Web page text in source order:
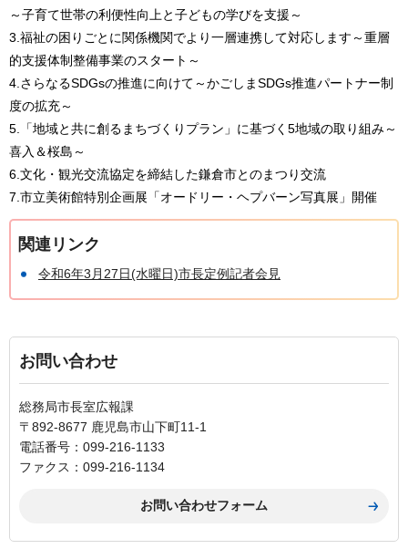
～子育て世帯の利便性向上と子どもの学びを支援～
3.福祉の困りごとに関係機関でより一層連携して対応します～重層
的支援体制整備事業のスタート～
4.さらなるSDGsの推進に向けて～かごしまSDGs推進パートナー制
度の拡充～
5.「地域と共に創るまちづくりプラン」に基づく5地域の取り組み～
喜入＆桜島～
6.文化・観光交流協定を締結した鎌倉市とのまつり交流
7.市立美術館特別企画展「オードリー・ヘプバーン写真展」開催
関連リンク
令和6年3月27日(水曜日)市長定例記者会見
お問い合わせ
総務局市長室広報課
〒892-8677 鹿児島市山下町11-1
電話番号：099-216-1133
ファクス：099-216-1134